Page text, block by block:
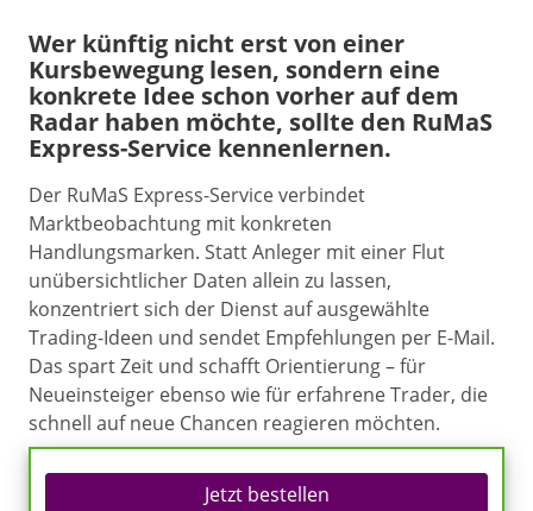
Wer künftig nicht erst von einer
Kursbewegung lesen, sondern eine
konkrete Idee schon vorher auf dem
Radar haben möchte, sollte den RuMaS
Express-Service kennenlernen.
Der RuMaS Express-Service verbindet
Marktbeobachtung mit konkreten
Handlungsmarken. Statt Anleger mit einer Flut
unübersichtlicher Daten allein zu lassen,
konzentriert sich der Dienst auf ausgewählte
Trading-Ideen und sendet Empfehlungen per E-Mail.
Das spart Zeit und schafft Orientierung – für
Neueinsteiger ebenso wie für erfahrene Trader, die
schnell auf neue Chancen reagieren möchten.
Jetzt bestellen